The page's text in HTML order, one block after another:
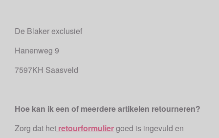
De Blaker exclusief
Hanenweg 9
7597KH Saasveld
Hoe kan ik een of meerdere artikelen retourneren?
Zorg dat het retourformuliergoed is ingevuld en